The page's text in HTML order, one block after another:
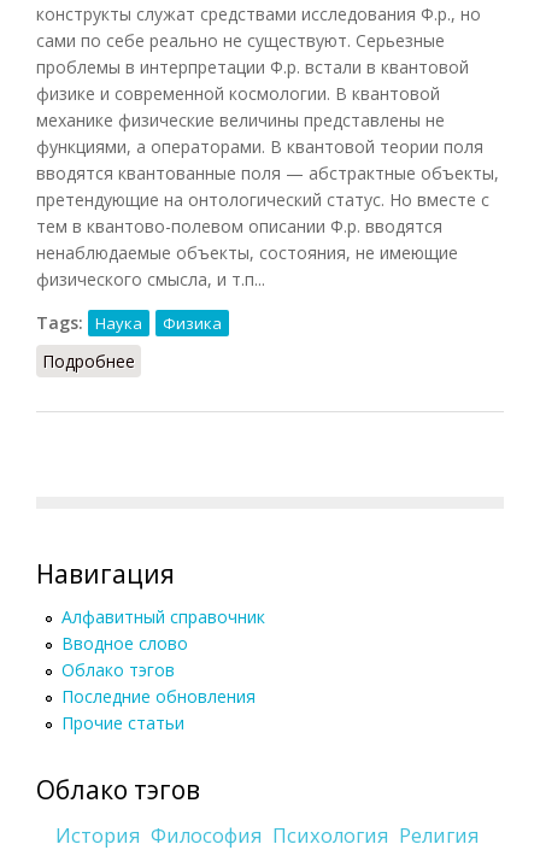
конструкты служат средствами исследования Ф.р., но
сами по себе реально не существуют. Серьезные
проблемы в интерпретации Ф.р. встали в квантовой
физике и современной космологии. В квантовой
механике физические величины представлены не
функциями, а операторами. В квантовой теории поля
вводятся квантованные поля — абстрактные объекты,
претендующие на онтологический статус. Но вместе с
тем в квантово-полевом описании Ф.р. вводятся
ненаблюдаемые объекты, состояния, не имеющие
физического смысла, и т.п...
Tags:
Наука Физика
Подробнее
Навигация
Алфавитный справочник
Вводное слово
Облако тэгов
Последние обновления
Прочие статьи
Облако тэгов
История Философия Психология Религия